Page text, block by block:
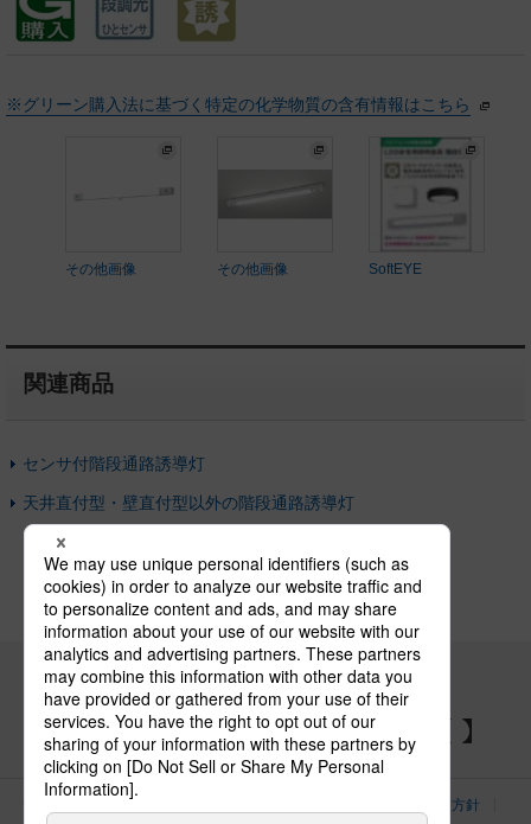
※グリーン購入法に基づく特定の化学物質の含有情報はこちら
その他画像 その他画像 SoftEYE
関連商品
センサ付階段通路誘導灯
天井直付型・壁直付型以外の階段通路誘導灯
パナソニックの電気設備 SNSアカウント
サイトのご利用にあたって
個人情報保護方針